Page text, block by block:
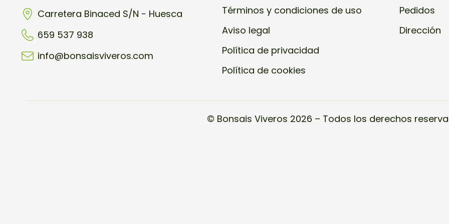
Carretera Binaced S/N - Huesca
659 537 938
info@bonsaisviveros.com
Términos y condiciones de uso
Aviso legal
Política de privacidad
Política de cookies
Pedidos
Dirección
© Bonsais Viveros 2026 – Todos los derechos